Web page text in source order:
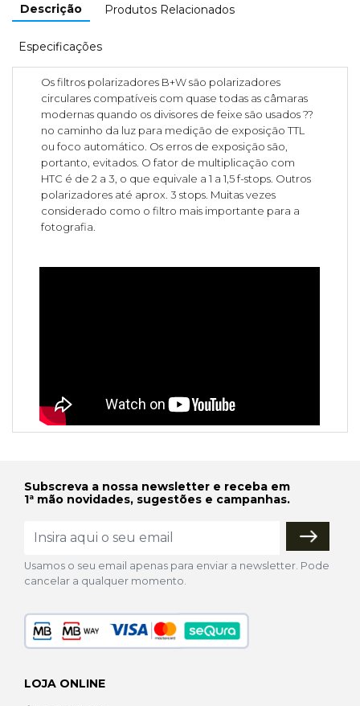
Descrição Produtos Relacionados
Especificações
Os filtros polarizadores B+W são polarizadores
circulares compatíveis com quase todas as câmaras
modernas quando os divisores de feixe são usados ??
no caminho da luz para medição de exposição TTL
ou foco automático. Os erros de exposição são,
portanto, evitados. O fator de multiplicação com
HTC é de 2 a 3, o que equivale a 1 a 1,5 f-stops. Outros
polarizadores até aprox. 3 stops. Muitas vezes
considerado como o filtro mais importante para a
fotografia.
Subscreva a nossa newsletter e receba em
1ª mão novidades, sugestões e campanhas.
Usamos o seu email apenas para enviar a newsletter. Pode
cancelar a qualquer momento.
LOJA ONLINE